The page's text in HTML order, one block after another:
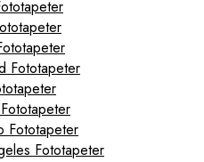
Fototapeter
Fototapeter
Fototapeter